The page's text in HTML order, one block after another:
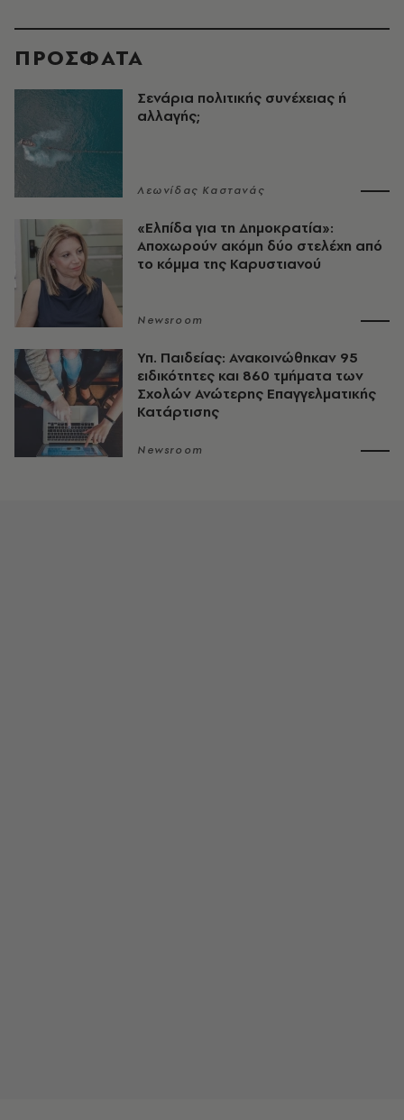
ΠΡΟΣΦΑΤΑ
Σενάρια πολιτικής συνέχειας ή
αλλαγής;
Λεωνίδας Καστανάς
«Ελπίδα για τη Δημοκρατία»:
Αποχωρούν ακόμη δύο στελέχη από
το κόμμα της Καρυστιανού
Newsroom
Υπ. Παιδείας: Ανακοινώθηκαν 95
ειδικότητες και 860 τμήματα των
Σχολών Ανώτερης Επαγγελματικής
Κατάρτισης
Newsroom